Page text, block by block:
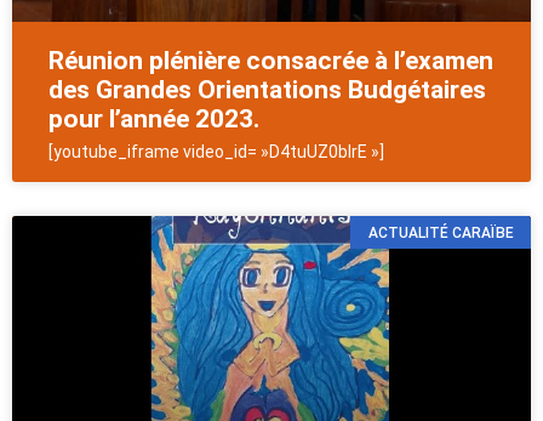
Réunion plénière consacrée à l’examen
des Grandes Orientations Budgétaires
pour l’année 2023.
[youtube_iframe video_id= »D4tuUZ0bIrE »]
ACTUALITÉ CARAÏBE